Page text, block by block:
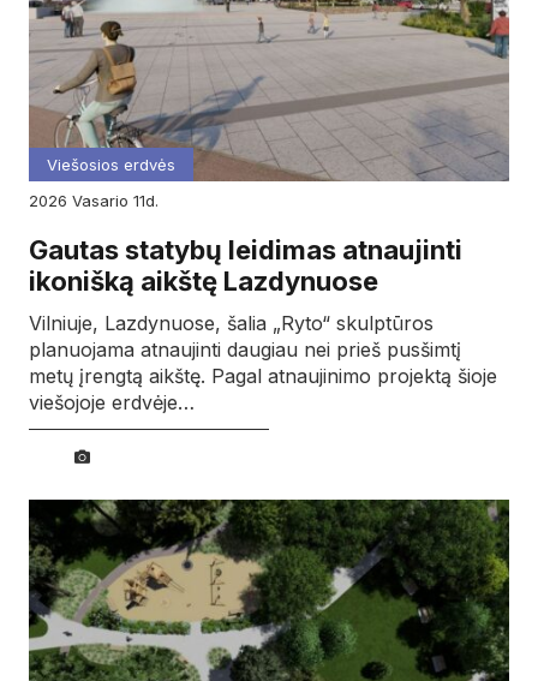
Viešosios erdvės
2026
vasario 11d.
Gautas statybų leidimas atnaujinti
ikonišką aikštę Lazdynuose
Vilniuje, Lazdynuose, šalia „Ryto“ skulptūros
planuojama atnaujinti daugiau nei prieš pusšimtį
metų įrengtą aikštę. Pagal atnaujinimo projektą šioje
viešojoje erdvėje…